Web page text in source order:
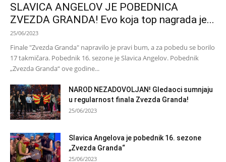
SLAVICA ANGELOV JE POBEDNICA
ZVEZDA GRANDA! Evo koja top nagrada je...
25/06/2023
Finale "Zvezda Granda" napravilo je pravi bum, a za pobedu se borilo
17 takmičara. Pobednik 16. sezone je Slavica Angelov. Pobednik
„Zvezda Granda“ ove godine...
NAROD NEZADOVOLJAN! Gledaoci sumnjaju
u regularnost finala Zvezda Granda!
25/06/2023
Slavica Angelova je pobednik 16. sezone
„Zvezda Granda“
25/06/2023